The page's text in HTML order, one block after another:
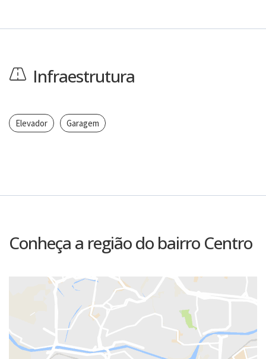
Infraestrutura
Elevador Garagem
Conheça a região do bairro Centro